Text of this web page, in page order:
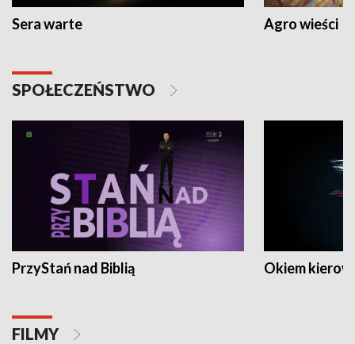
Sera warte Agro wieści
SPOŁECZEŃSTWO
PrzyStań nad Biblią Okiem
FILMY